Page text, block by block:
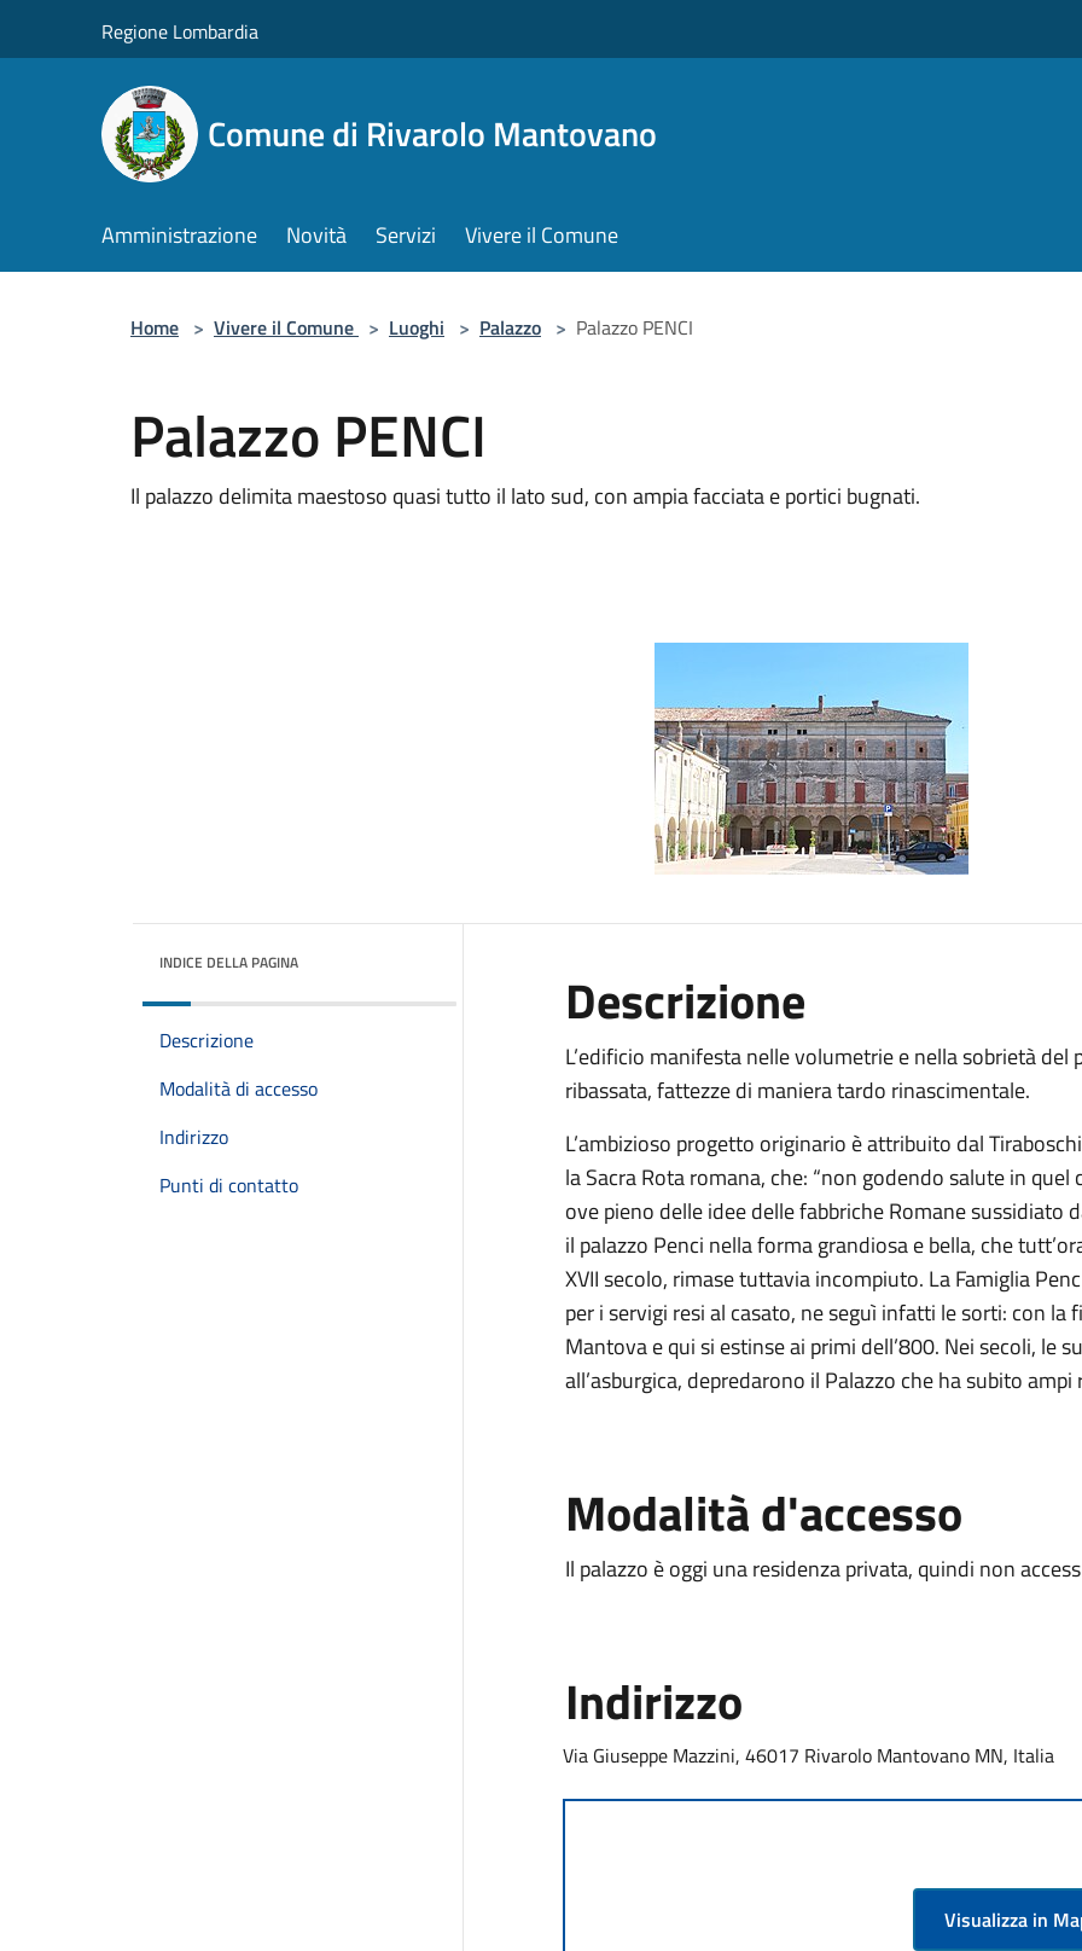
Regione Lombardia
Comune di Rivarolo Mantovano
Amministrazione Novità Servizi Vivere il Comune
Home > Vivere il Comune > Luoghi > Palazzo > Palazzo PENCI
Palazzo PENCI
Il palazzo delimita maestoso quasi tutto il lato sud, con ampia facciata e portici bugnati.
INDICE DELLA PAGINA
Descrizione
Modalità di accesso
Indirizzo
Punti di contatto
Descrizione
L’edificio manifesta nelle volumetrie e nella sobrietà
ribassata, fattezze di maniera tardo rinascimentale.
L’ambizioso progetto originario è attribuito dal
la Sacra Rota romana, che: “non godendo salute in
ove pieno delle idee delle fabbriche Romane sussidiato
il palazzo Penci nella forma grandiosa e bella, che
XVII secolo, rimase tuttavia incompiuto. La Famiglia
per i servigi resi al casato, ne seguì infatti le sorti: con
Mantova e qui si estinse ai primi dell’800. Nei secoli, le
all’asburgica, depredarono il Palazzo che ha subito
Modalità d'accesso
Il palazzo è oggi una residenza privata, quindi non
Indirizzo
Via Giuseppe Mazzini, 46017 Rivarolo Mantovano MN, Italia
Visualizza in